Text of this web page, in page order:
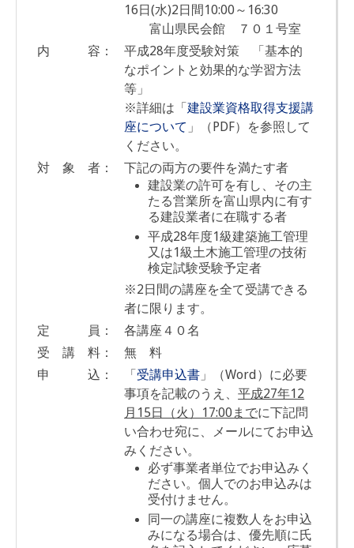
16日(水)2日間10:00～16:30
富山県民会館 ７０１号室
内 容：
平成28年度受験対策 「基本的
なポイントと効果的な学習方法
等」
※詳細は「建設業資格取得支援講
座について 」（PDF）を参照して
ください。
対 象 者：
下記の両方の要件を満たす者
建設業の許可を有し、その主
たる営業所を富山県内に有す
る建設業者に在職する者
平成28年度1級建築施工管理
又は1級土木施工管理の技術
検定試験受験予定者
※2日間の講座を全て受講できる
者に限ります。
定 員：
各講座４０名
受 講 料：
無 料
申 込：
「 受講申込書 」（Word）に必要
事項を記載のうえ、平成27年12
月15日（火）17:00までに下記問
い合わせ宛に、メールにてお申込
みください。
必ず事業者単位でお申込みく
ださい。個人でのお申込みは
受付けません。
同一の講座に複数人をお申込
みになる場合は、優先順に氏